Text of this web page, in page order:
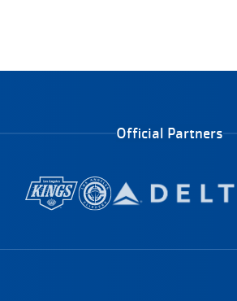
Official Partners